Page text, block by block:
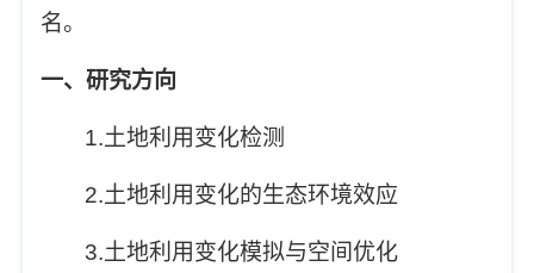
名。
一、研究方向
1.土地利用变化检测
2.土地利用变化的生态环境效应
3.土地利用变化模拟与空间优化